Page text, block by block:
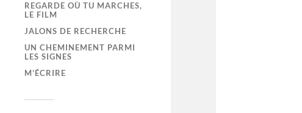
REGARDE OÙ TU MARCHES,
LE FILM
JALONS DE RECHERCHE
UN CHEMINEMENT PARMI
LES SIGNES
M’ÉCRIRE